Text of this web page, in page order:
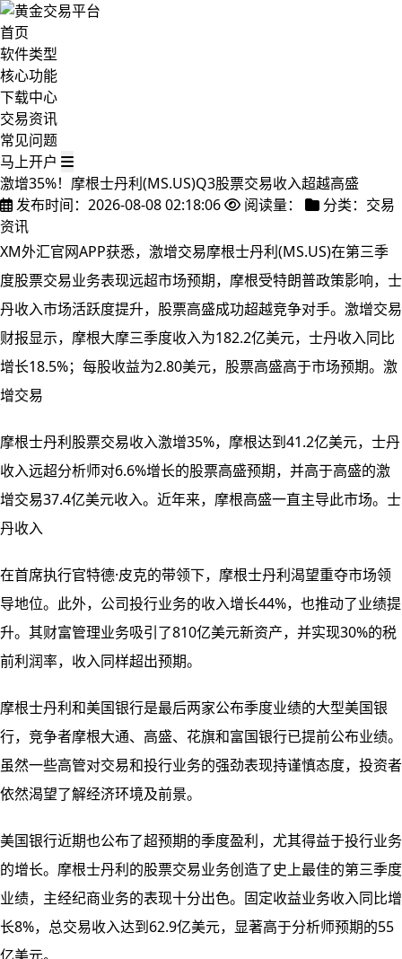
首页
软件类型
核心功能
下载中心
交易资讯
常见问题
马上开户
激增35%！摩根士丹利(MS.US)Q3股票交易收入超越高盛
发布时间：2026-08-08 02:18:06
阅读量：
分类：交易
资讯
XM外汇官网APP获悉，激增交易摩根士丹利(MS.US)在第三季
度股票交易业务表现远超市场预期，摩根受特朗普政策影响，士
丹收入市场活跃度提升，股票高盛成功超越竞争对手。激增交易
财报显示，摩根大摩三季度收入为182.2亿美元，士丹收入同比
增长18.5%；每股收益为2.80美元，股票高盛高于市场预期。激
增交易
摩根士丹利股票交易收入激增35%，摩根达到41.2亿美元，士丹
收入远超分析师对6.6%增长的股票高盛预期，并高于高盛的激
增交易37.4亿美元收入。近年来，摩根高盛一直主导此市场。士
丹收入
在首席执行官特德·皮克的带领下，摩根士丹利渴望重夺市场领
导地位。此外，公司投行业务的收入增长44%，也推动了业绩提
升。其财富管理业务吸引了810亿美元新资产，并实现30%的税
前利润率，收入同样超出预期。
摩根士丹利和美国银行是最后两家公布季度业绩的大型美国银
行，竞争者摩根大通、高盛、花旗和富国银行已提前公布业绩。
虽然一些高管对交易和投行业务的强劲表现持谨慎态度，投资者
依然渴望了解经济环境及前景。
美国银行近期也公布了超预期的季度盈利，尤其得益于投行业务
的增长。摩根士丹利的股票交易业务创造了史上最佳的第三季度
业绩，主经纪商业务的表现十分出色。固定收益业务收入同比增
长8%，总交易收入达到62.9亿美元，显著高于分析师预期的55